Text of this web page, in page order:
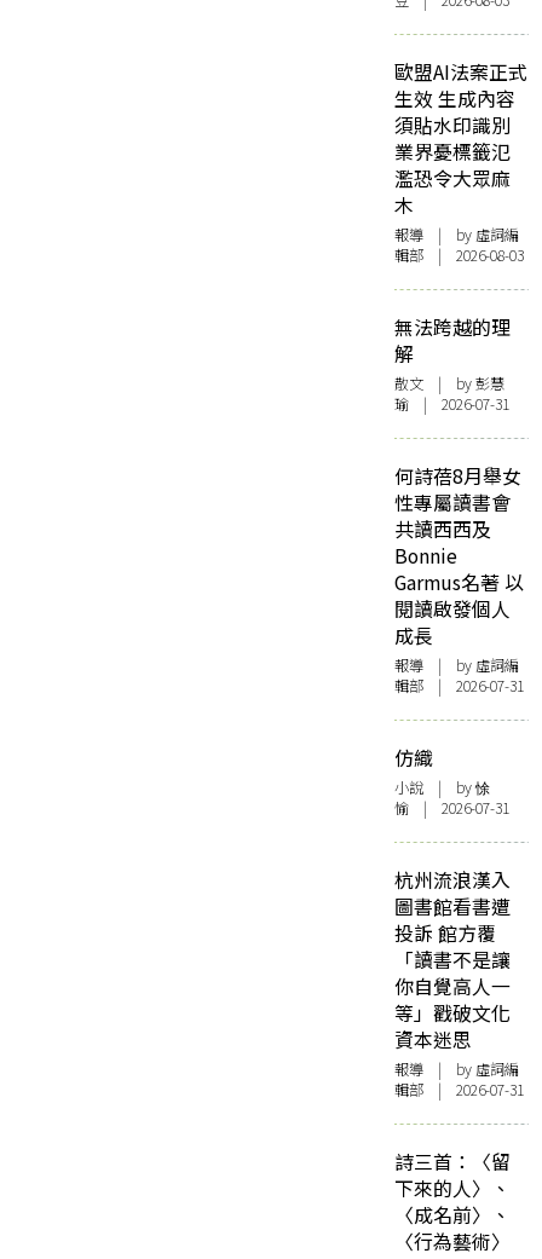
歐盟AI法案正式
生效 生成內容
須貼水印識別
業界憂標籤氾
濫恐令大眾麻
木
報導 | by 虛詞編
輯部 | 2026-08-03
無法跨越的理
解
散文 | by 彭慧
瑜 | 2026-07-31
何詩蓓8月舉女
性專屬讀書會
共讀西西及
Bonnie
Garmus名著 以
閱讀啟發個人
成長
報導 | by 虛詞編
輯部 | 2026-07-31
仿織
小說 | by 悇
愉 | 2026-07-31
杭州流浪漢入
圖書館看書遭
投訴 館方覆
「讀書不是讓
你自覺高人一
等」戳破文化
資本迷思
報導 | by 虛詞編
輯部 | 2026-07-31
詩三首：〈留
下來的人〉、
〈成名前〉、
〈行為藝術〉